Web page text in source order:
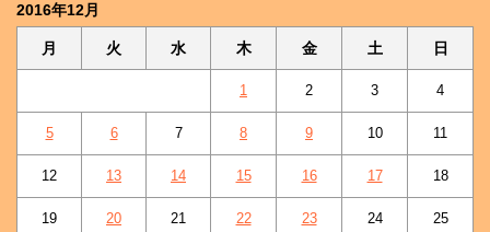
2016年12月
月 火 水 木 金 土 日
1 2 3 4
5 6 7 8 9 10 11
12 13 14 15 16 17 18
19 20 21 22 23 24 25